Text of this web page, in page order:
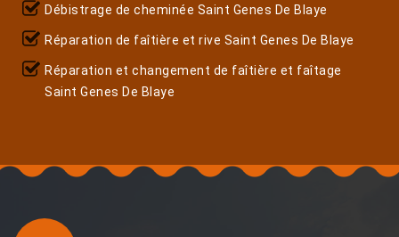
Débistrage de cheminée Saint Genes De Blaye
Réparation de faîtière et rive Saint Genes De Blaye
Réparation et changement de faîtière et faîtage
Saint Genes De Blaye